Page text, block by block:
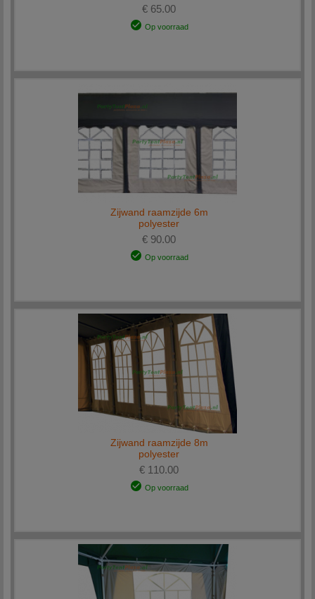
€ 65.00
Op voorraad
Zijwand raamzijde 6m
polyester
€ 90.00
Op voorraad
Zijwand raamzijde 8m
polyester
€ 110.00
Op voorraad